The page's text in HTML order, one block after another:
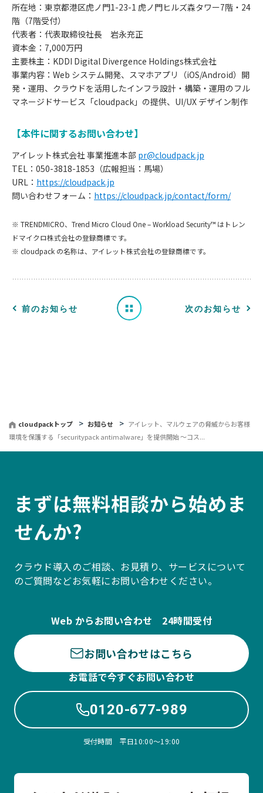
所在地：東京都港区虎ノ門1-23-1 虎ノ門ヒルズ森タワー7階・24
階（7階受付）
代表者：代表取締役社長 岩永充正
資本金：7,000万円
主要株主：KDDI Digital Divergence Holdings株式会社
事業内容：Web システム開発、スマホアプリ（iOS/Android）開
発・運用、クラウドを活用したインフラ設計・構築・運用のフル
マネージドサービス「cloudpack」の提供、UI/UX デザイン制作
【本件に関するお問い合わせ】
アイレット株式会社 事業推進本部 pr@cloudpack.jp
TEL：050-3818-1853（広報担当：馬場）
URL： https://cloudpack.jp
問い合わせフォーム： https://cloudpack.jp/contact/form/
※ TRENDMICRO、Trend Micro Cloud One – Workload Security™ はトレン
ドマイクロ株式会社の登録商標です。
※ cloudpack の名称は、アイレット株式会社の登録商標です。
前のお知らせ
ら
せ
一 次のお知らせ
cloudpackトップ お知らせ
アイレット、マルウェアの脅威からお客様
環境を保護する「securitypack antimalware」を提供開始 〜コス...
まずは無料相談から始めま
せんか?
クラウド導入のご相談、お見積り、サービスについて
のご質問などお気軽にお問い合わせください。
Web からお問い合わせ 24時間受付
お問い合わせはこちら
お電話で今すぐお問い合わせ
0120-677-989
受付時間 平日10:00〜19:00